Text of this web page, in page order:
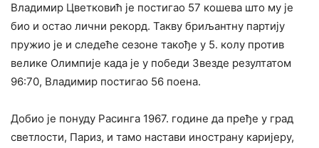
Владимир Цветковић је постигао 57 кошева што му је
био и остао лични рекорд. Такву бриљантну партију
пружио је и следеће сезоне такође у 5. колу против
велике Олимпије када је у победи Звезде резултатом
96:70, Владимир постигао 56 поена.
Добио је понуду Расинга 1967. године да пређе у град
светлости, Париз, и тамо настави инострану каријеру,